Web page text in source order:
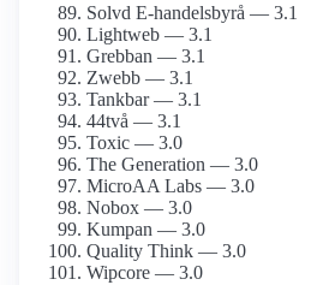
Solvd E-handelsbyrå — 3.1
Lightweb — 3.1
Grebban — 3.1
Zwebb — 3.1
Tankbar — 3.1
44två — 3.1
Toxic — 3.0
The Generation — 3.0
MicroAA Labs — 3.0
Nobox — 3.0
Kumpan — 3.0
Quality Think — 3.0
Wipcore — 3.0